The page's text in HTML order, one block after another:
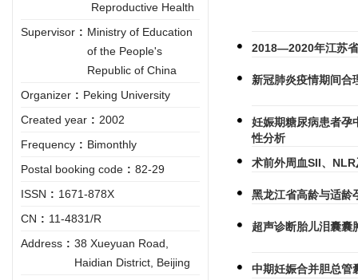
Reproductive Health
Supervisor : Ministry of Education
of the People's
Republic of China
Organizer : Peking University
Created year : 2002
Frequency : Bimonthly
Postal booking code : 82-29
ISSN : 1671-878X
CN : 11-4831/R
Address : 38 Xueyuan Road,
Haidian District, Beijing
2018—2020年江苏
新冠肺炎疫情期间合
妊娠期糖尿病患者孕
性分析
术前外周血SII、
黑龙江省高龄与适龄
超声诊断胎儿泪囊囊
中期妊娠合并胆总管